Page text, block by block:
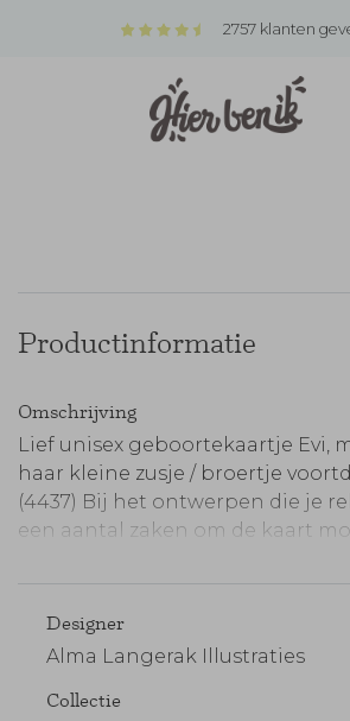
2757 klanten
Productinformatie
Omschrijving
Lief unisex geboortekaartje Evi,
haar kleine zusje / broertje
(4437) Bij het ontwerpen die je
een aantal zaken om de kaart
Maak je bestelling compleet:
Designer
Alma Langerak Illustraties
Collectie